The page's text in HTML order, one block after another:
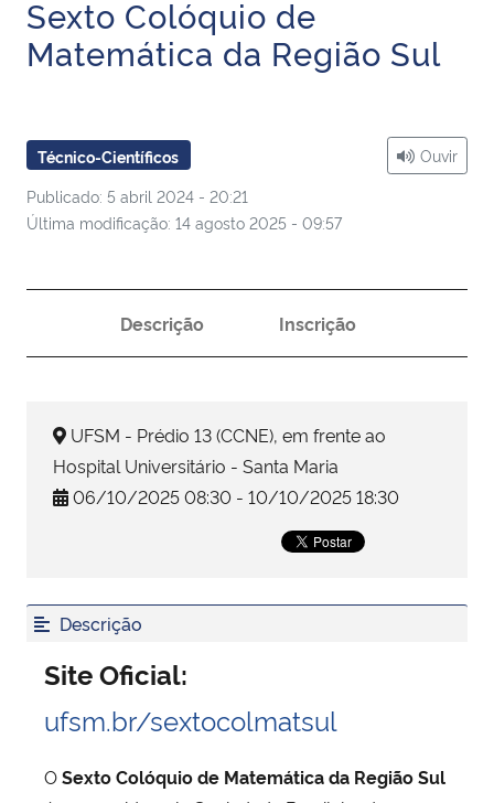
Ministério da Cidadania
Ministério da Ciência, Tecnologia, Inovações e Comunicações
Controladoria-Geral da União
Ministério da Mulher, da Família e dos Direitos Humanos
Secretaria de Governo
Gabinete de Segurança Institucional
Advocacia-Geral da União
Banco Central do Brasil
Sexto Colóquio de
Matemática da Região Sul
Técnico-Científicos
Publicado: 5 abril 2024 - 20:21
Última modificação: 14 agosto 2025 - 09:57
Ouvir
Descrição Inscrição
UFSM - Prédio 13 (CCNE), em frente ao
Hospital Universitário - Santa Maria
06/10/2025 08:30 - 10/10/2025 18:30
Descrição
Site Oficial:
ufsm.br/sextocolmatsul
OSexto Colóquio de Matemática da Região Sul